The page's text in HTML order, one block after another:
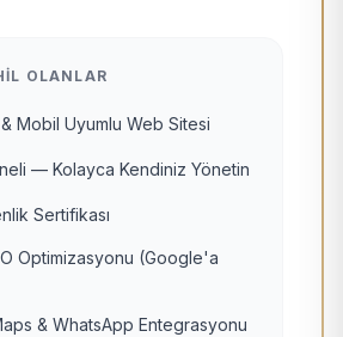
OLANLAR
Mobil Uyumlu Web Sitesi
— Kolayca Kendiniz Yönetin
Sertifikası
Optimizasyonu (Google'a
& WhatsApp Entegrasyonu